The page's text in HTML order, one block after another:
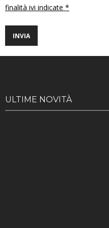
finalità ivi indicate *
ULTIME NOVITÀ